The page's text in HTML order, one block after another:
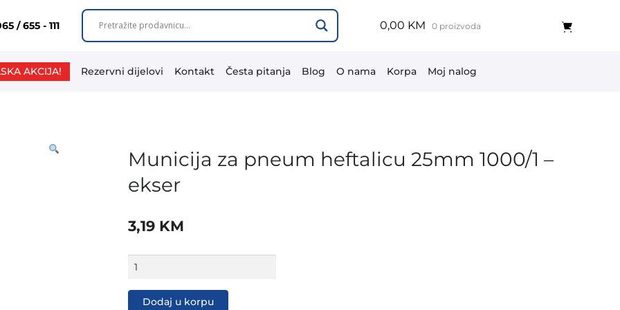
/ 655 - 111 0,00 KM 0 proizvoda
AKCIJA! Rezervni dijelovi Kontakt Česta pitanja Blog O nama Korpa Moj nalog
Municija za pneum heftalicu 25mm 1000/1 –
ekser
3,19 KM
za
heftalicu
Dodaj u korpu